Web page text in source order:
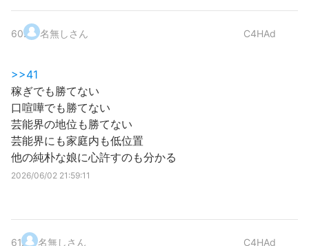
60. 名無しさん C4HAd
>>41
稼ぎでも勝てない
口喧嘩でも勝てない
芸能界の地位も勝てない
芸能界にも家庭内も低位置
他の純朴な娘に心許すのも分かる
2026/06/02 21:59:11
61. 名無しさん C4HAd